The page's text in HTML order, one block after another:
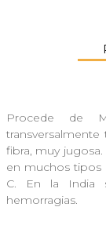
Procede de
transversalmente
fibra, muy
en muchos tipos
C. En la India
hemorragias.